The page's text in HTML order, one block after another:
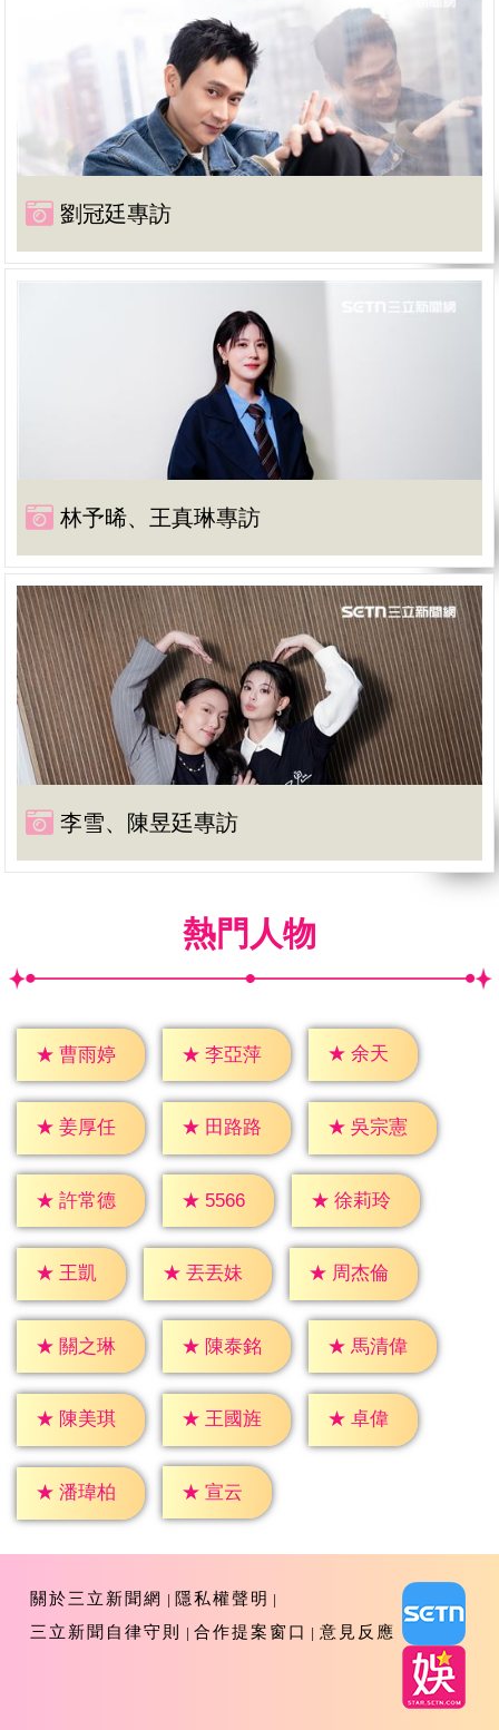
劉冠廷專訪
林予晞、王真琳專訪
李雪、陳昱廷專訪
熱門人物
★ 曹雨婷 ★ 李亞萍 ★ 余天
★ 姜厚任 ★ 田路路 ★ 吳宗憲
★ 許常德 ★ 5566 ★ 徐莉玲
★ 王凱 ★ 丟丟妹 ★ 周杰倫
★ 關之琳 ★ 陳泰銘 ★ 馬清偉
★ 陳美琪 ★ 王國旌 ★ 卓偉
★ 潘瑋柏 ★ 宣云
關於三立新聞網
隱私權聲明
三立新聞自律守則
合作提案窗口 意見反應